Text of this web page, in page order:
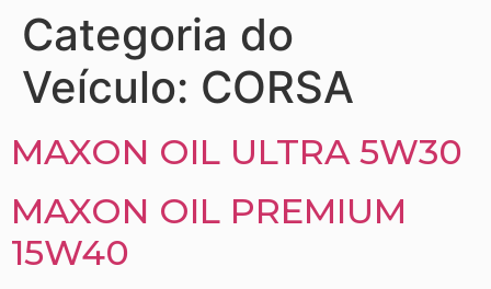
Categoria do
Veículo: CORSA
MAXON OIL ULTRA 5W30
MAXON OIL PREMIUM
15W40